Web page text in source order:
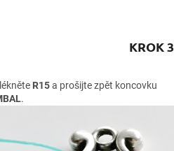
2 KROK 3
R15a prošijte zpět koncovku
.